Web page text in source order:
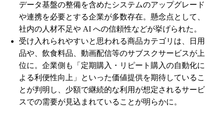
データ基盤の整備を含めたシステムのアップグレード
や連携を必要とする企業が多数存在。懸念点として、
社内の人材不足や AI への信頼性などが挙げられた。
受け入れられやすいと思われる商品カテゴリは、日用
品や、飲食料品、動画配信等のサブスクサービスが上
位に。企業側も「定期購入・リピート購入の自動化に
よる利便性向上」といった価値提供を期待しているこ
とが判明し、少額で継続的な利用が想定されるサービ
スでの需要が見込まれていることが明らかに。